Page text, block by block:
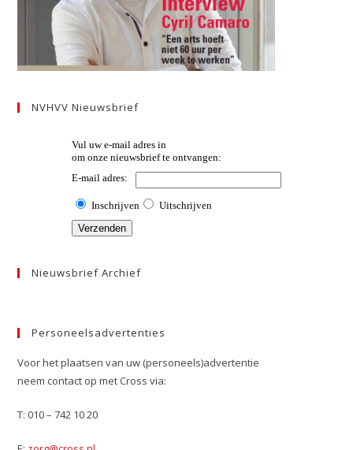
NVHVV Nieuwsbrief
Nieuwsbrief Archief
Personeelsadvertenties
Voor het plaatsen van uw (personeels)advertentie
neem contact op met Cross via:
T: 010 – 742 10 20